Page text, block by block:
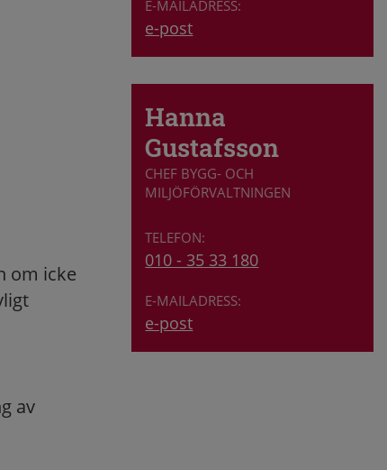
om icke
av
e-post
Hanna
Gustafsson
CHEF BYGG- OCH
MILJÖFÖRVALTNINGEN
010 - 35 33 180
e-post